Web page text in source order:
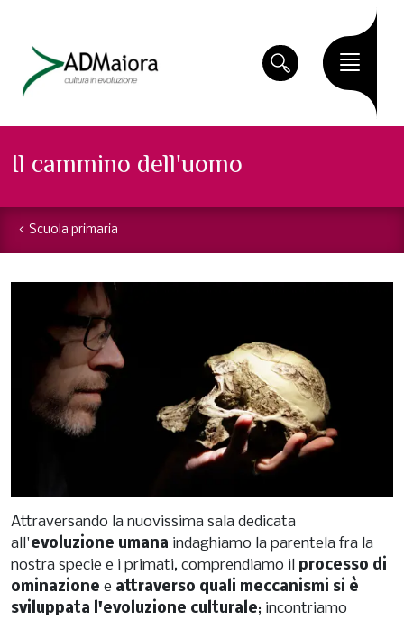
Il cammino dell'uomo
Scuola primaria
Attraversando la nuovissima sala dedicata
all'evoluzione umana indaghiamo la parentela fra la
nostra specie e i primati, comprendiamo il processo di
ominazione e attraverso quali meccanismi si è
sviluppata l'evoluzione culturale; incontriamo